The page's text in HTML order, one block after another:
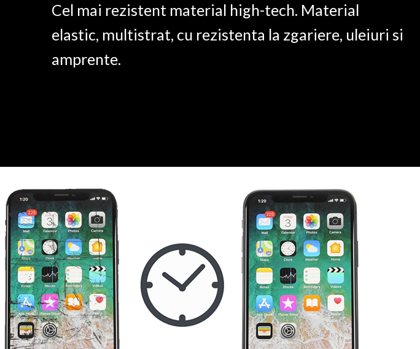
Cel mai rezistent material high-tech. Material
elastic, multistrat, cu rezistenta la zgariere, uleiuri si
amprente.